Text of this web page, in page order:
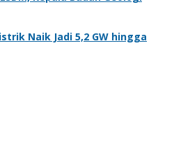
Naik Jadi 5,2 GW hingga